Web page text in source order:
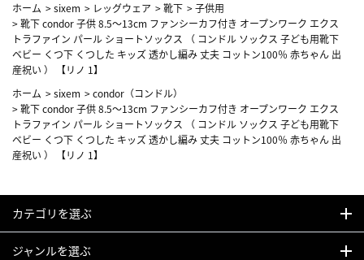
ホーム >sixem > レッグウェア >靴下 >子供用
>靴下 condor 子供 8.5～13cm ファンシーカフ付き オープンワーク エクス
トラファイン パール ショートソックス （ コンドル ソックス 子ども用靴下
ベビー くつ下 くつした キッズ 透かし編み 丈夫 コットン100％ 赤ちゃん 出
産祝い ） 【リノ 1】
ホーム >sixem >condor（コンドル）
>靴下 condor 子供 8.5～13cm ファンシーカフ付き オープンワーク エクス
トラファイン パール ショートソックス （ コンドル ソックス 子ども用靴下
ベビー くつ下 くつした キッズ 透かし編み 丈夫 コットン100％ 赤ちゃん 出
産祝い ） 【リノ 1】
カテゴリを選ぶ
ジャンルを選ぶ